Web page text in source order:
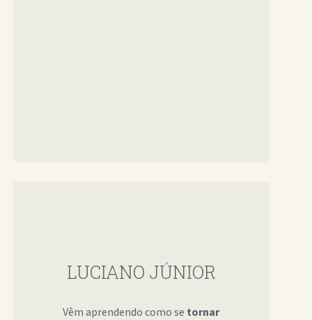
LUCIANO JÚNIOR
Vêm aprendendo como se tornar